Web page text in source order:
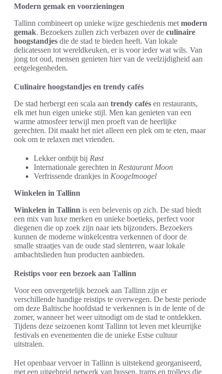
Modern gemak en voorzieningen
Tallinn combineert op unieke wijze geschiedenis met modern
gemak. Bezoekers zullen zich verbazen over de culinaire
hoogstandjes die de stad te bieden heeft. Van lokale
delicatessen tot wereldkeuken, er is voor ieder wat wils. Van
jong tot oud, mensen genieten hier van de veelzijdigheid aan
eetgelegenheden.
Culinaire hoogstandjes en trendy cafés
De stad herbergt een scala aan trendy cafés en restaurants,
elk met hun eigen unieke stijl. Men kan genieten van een
warme atmosfeer terwijl men proeft van de heerlijke
gerechten. Dit maakt het niet alleen een plek om te eten, maar
ook om te relaxen met vrienden.
Lekker ontbijt bij Røst
Internationale gerechten in Restaurant Moon
Verfrissende drankjes in Koogelmoogel
Winkelen in Tallinn
Winkelen in Tallinn is een belevenis op zich. De stad biedt
een mix van luxe merken en unieke boetieks, perfect voor
diegenen die op zoek zijn naar iets bijzonders. Bezoekers
kunnen de moderne winkelcentra verkennen of door de
smalle straatjes van de oude stad slenteren, waar lokale
ambachtslieden hun producten aanbieden.
Reistips voor een bezoek aan Tallinn
Voor een onvergetelijk bezoek aan Tallinn zijn er
verschillende handige reistips te overwegen. De beste periode
om deze Baltische hoofdstad te verkennen is in de lente of de
zomer, wanneer het weer uitnodigt om de stad te ontdekken.
Tijdens deze seizoenen komt Tallinn tot leven met kleurrijke
festivals en evenementen die de unieke Estse cultuur
uitstralen.
Het openbaar vervoer in Tallinn is uitstekend georganiseerd,
met een uitgebreid netwerk van bussen, trams en trolleys die